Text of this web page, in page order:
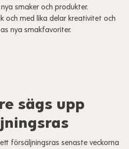
smaker och produkter.
och med lika delar kreativitet och
nya smakfavoriter.
sägs upp
försäljningsras senaste veckorna